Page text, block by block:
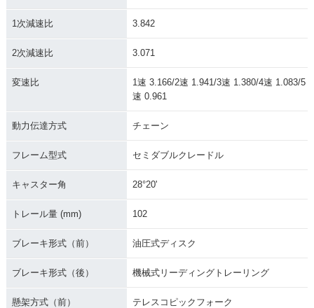
1次減速比 3.842
2次減速比 3.071
変速比
1速 3.166/2速 1.941/3速 1.380/4速 1.083/5
速 0.961
動力伝達方式 チェーン
フレーム型式 セミダブルクレードル
キャスター角 28°20'
トレール量 (mm) 102
ブレーキ形式（前） 油圧式ディスク
ブレーキ形式（後） 機械式リーディングトレーリング
懸架方式（前） テレスコピックフォーク